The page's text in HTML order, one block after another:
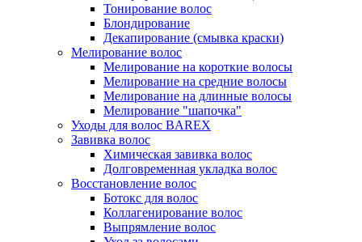
Тонирование волос
Блондирование
Декапирование (смывка краски)
Мелирование волос
Мелирование на короткие волосы
Мелирование на средние волосы
Мелирование на длинные волосы
Мелирование "шапочка"
Уходы для волос BAREX
Завивка волос
Химическая завивка волос
Долговременная укладка волос
Восстановление волос
Ботокс для волос
Коллагенирование волос
Выпрямление волос